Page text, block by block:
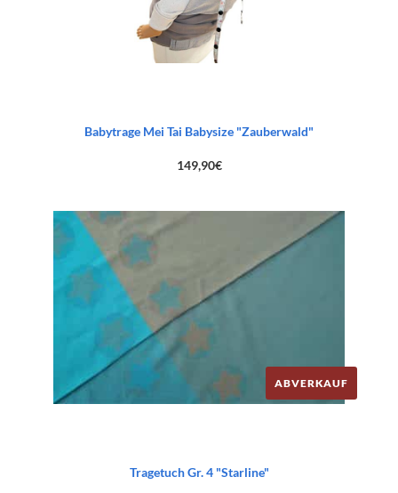
Babytrage Mei Tai Babysize "Zauberwald"
149,90€
ABVERKAUF
Tragetuch Gr. 4 "Starline"